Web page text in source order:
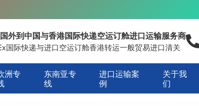
外到中国与香港国际快递空运订舱进口运输服务商
国际快递与进口空运订舱香港转运一般贸易进口清关
洲专
东南亚专
线
进口运输案
例
关于我
们